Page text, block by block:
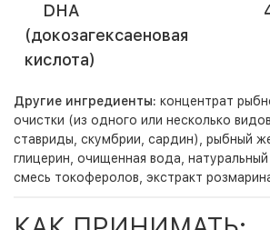
DHA
(докозагексаеновая
кислота)
Другие ингредиенты: концентрат
очистки (из одного или несколько
ставриды, скумбрии, сардин), рыбный
глицерин, очищенная вода,
смесь токоферолов, экстракт